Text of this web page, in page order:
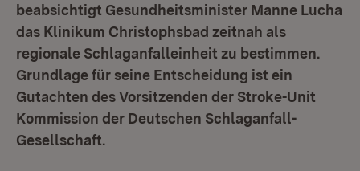
beabsichtigt Gesundheitsminister Manne Lucha
das Klinikum Christophsbad zeitnah als
regionale Schlaganfalleinheit zu bestimmen.
Grundlage für seine Entscheidung ist ein
Gutachten des Vorsitzenden der Stroke-Unit
Kommission der Deutschen Schlaganfall-
Gesellschaft.